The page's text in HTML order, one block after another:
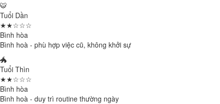
🐯
Tuổi Dần
★★☆☆☆
Bình hòa
Bình hoà - phù hợp việc cũ, không khởi sự
🐲
Tuổi Thìn
★★☆☆☆
Bình hòa
Bình hoà - duy trì routine thường ngày